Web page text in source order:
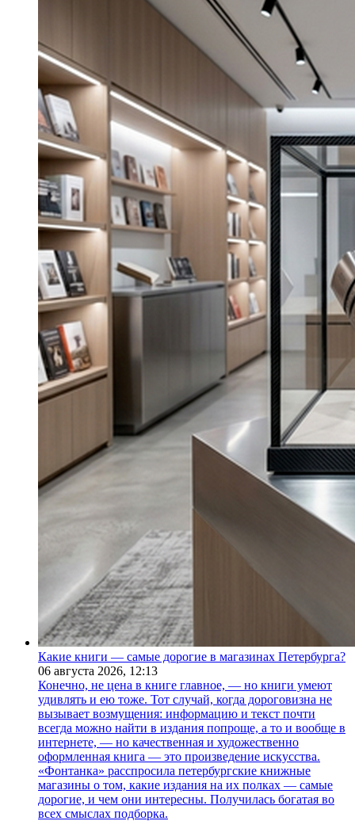
Какие книги — самые дорогие в магазинах Петербурга?
06 августа 2026, 12:13
Конечно, не цена в книге главное, — но книги умеют
удивлять и ею тоже. Тот случай, когда дороговизна не
вызывает возмущения: информацию и текст почти
всегда можно найти в издания попроще, а то и вообще в
интернете, — но качественная и художественно
оформленная книга — это произведение искусства.
«Фонтанка» расспросила петербургские книжные
магазины о том, какие издания на их полках — самые
дорогие, и чем они интересны. Получилась богатая во
всех смыслах подборка.